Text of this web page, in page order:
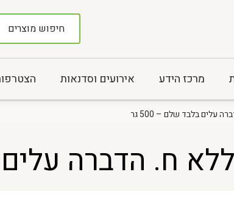
מרכז הידע אירועים וסדנאות
עלים בלבד שלם – 500 גר
ח. הדברה עלים